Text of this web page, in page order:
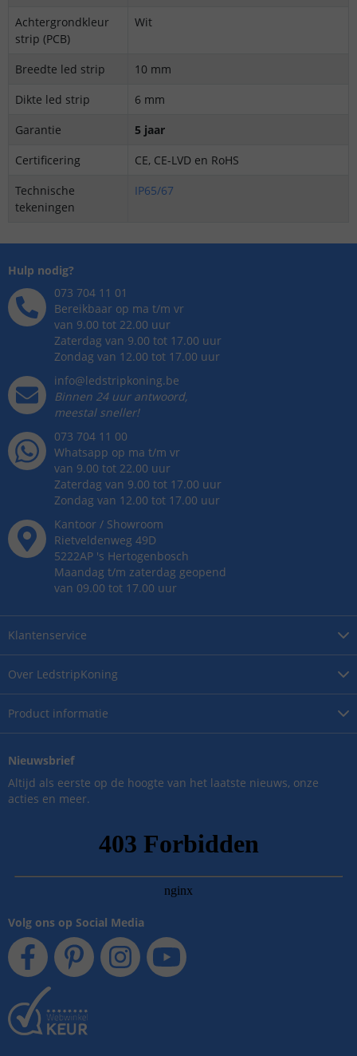
Achtergrondkleur
strip (PCB)
Wit
Breedte led strip
10 mm
Dikte led strip
6 mm
Garantie
5 jaar
Certificering
CE, CE-LVD en RoHS
Technische
tekeningen
IP65/67
Over LedstripKoning
Product informatie
Klantenservice
Hulp nodig?
073 704 11 01
Bereikbaar op ma t/m vr
van 9.00 tot 22.00 uur
Zaterdag van 9.00 tot 17.00 uur
Zondag van 12.00 tot 17.00 uur
info@ledstripkoning.be
Binnen 24 uur antwoord,
meestal sneller!
073 704 11 00
Whatsapp op ma t/m vr
van 9.00 tot 22.00 uur
Zaterdag van 9.00 tot 17.00 uur
Zondag van 12.00 tot 17.00 uur
Kantoor / Showroom
Rietveldenweg 49D
5222AP 's Hertogenbosch
Maandag t/m zaterdag geopend
van 09.00 tot 17.00 uur
Nieuwsbrief
Altijd als eerste op de hoogte van het laatste nieuws, onze
acties en meer.
Volg ons op Social Media